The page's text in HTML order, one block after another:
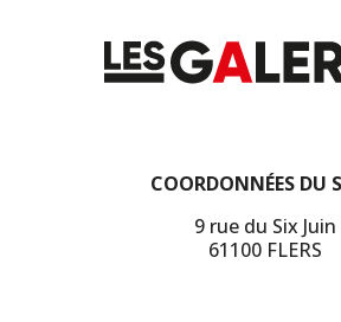
COORDONNÉES DU
9 rue du Six Juin
61100 FLERS